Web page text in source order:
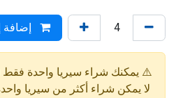
إضافة
⚠️ يمكنك شراء سيريا واحدة فقط (4 إطارات) في كل
لا يمكن شراء أكثر من سيريا